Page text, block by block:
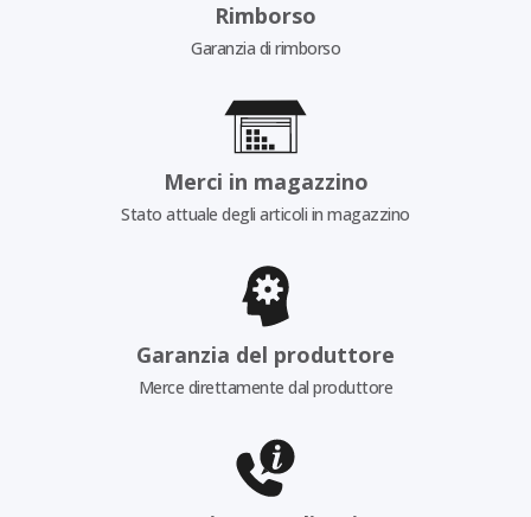
Rimborso
Garanzia di rimborso
Merci in magazzino
Stato attuale degli articoli in magazzino
Garanzia del produttore
Merce direttamente dal produttore